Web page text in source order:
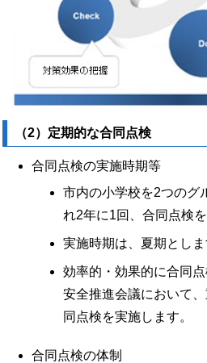
（2）定期的な合同点検
合同点検の実施時期等
市内の小学校を2つのグ
れ2年に1回、合同点検を
実施時期は、夏期としま
効率的・効果的に合同
安全推進会議において
同点検を実施します。
合同点検の体制